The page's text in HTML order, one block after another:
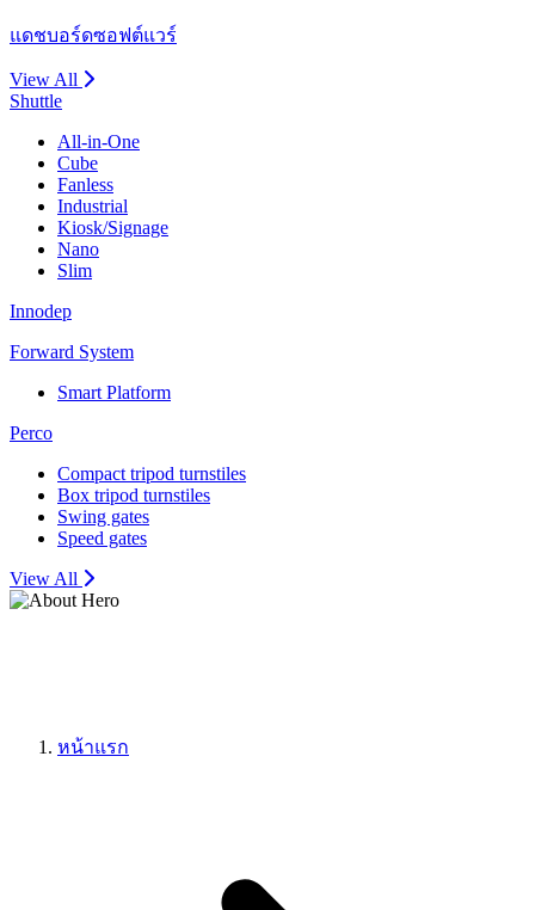
แดชบอร์ดซอฟต์แวร์
View All
Shuttle
All-in-One
Cube
Fanless
Industrial
Kiosk/Signage
Nano
Slim
Innodep
Forward System
Smart Platform
Perco
Compact tripod turnstiles
Box tripod turnstiles
Swing gates
Speed gates
View All
หน้าแรก